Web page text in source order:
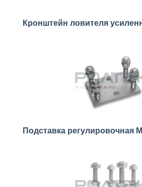
Кронштейн ловителя
Подставка регулировочная